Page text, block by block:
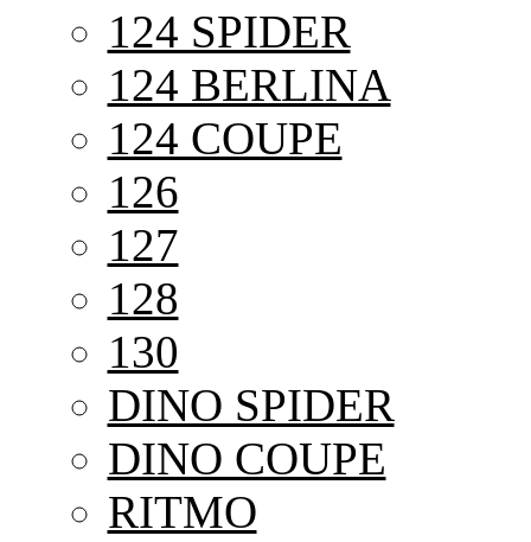
124 SPIDER
124 BERLINA
124 COUPE
126
127
128
130
DINO SPIDER
DINO COUPE
RITMO